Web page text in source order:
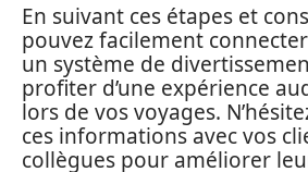
En suivant ces étapes et
pouvez facilement
un système de
profiter d’une expérience
lors de vos voyages.
ces informations avec vos
collègues pour améliorer